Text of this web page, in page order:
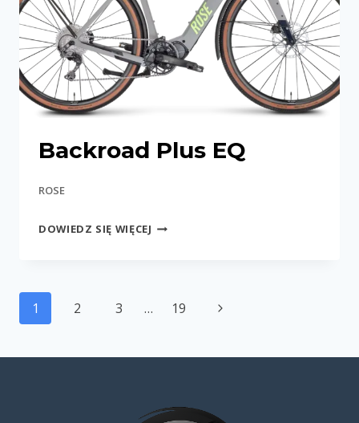
Backroad Plus EQ
ROSE
DOWIEDZ SIĘ WIĘCEJ BACKROAD
Nawigacja
strony
1 2 3 … 19
Następna